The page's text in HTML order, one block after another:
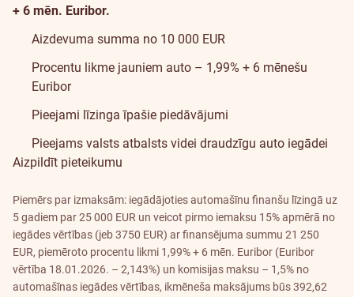
+ 6 mēn. Euribor.
Aizdevuma summa no 10 000 EUR
Procentu likme jauniem auto – 1,99% + 6 mēnešu
Euribor
Pieejami līzinga īpašie piedāvājumi
Pieejams valsts atbalsts videi draudzīgu auto iegādei
Aizpildīt pieteikumu
Piemērs par izmaksām: iegādājoties automašīnu finanšu līzingā uz
5 gadiem par 25 000 EUR un veicot pirmo iemaksu 15% apmērā no
iegādes vērtības (jeb 3750 EUR) ar finansējuma summu 21 250
EUR, piemēroto procentu likmi 1,99% + 6 mēn. Euribor (Euribor
vērtība 18.01.2026. – 2,143%) un komisijas maksu – 1,5% no
automašīnas iegādes vērtības, ikmēneša maksājums būs 392,62